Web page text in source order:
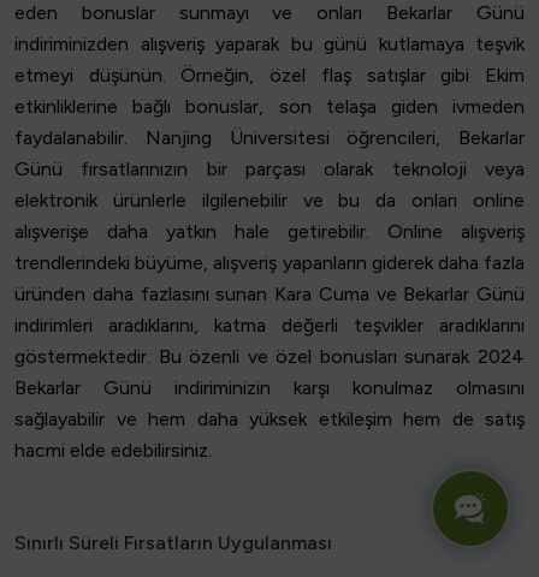
eden bonuslar sunmayı ve onları Bekarlar Günü
indiriminizden alışveriş yaparak bu günü kutlamaya teşvik
etmeyi düşünün. Örneğin, özel flaş satışlar gibi Ekim
etkinliklerine bağlı bonuslar, son telaşa giden ivmeden
faydalanabilir. Nanjing Üniversitesi öğrencileri, Bekarlar
Günü fırsatlarınızın bir parçası olarak teknoloji veya
elektronik ürünlerle ilgilenebilir ve bu da onları online
alışverişe daha yatkın hale getirebilir. Online alışveriş
trendlerindeki büyüme, alışveriş yapanların giderek daha fazla
üründen daha fazlasını sunan Kara Cuma ve Bekarlar Günü
indirimleri aradıklarını, katma değerli teşvikler aradıklarını
göstermektedir. Bu özenli ve özel bonusları sunarak 2024
Bekarlar Günü indiriminizin karşı konulmaz olmasını
sağlayabilir ve hem daha yüksek etkileşim hem de satış
hacmi elde edebilirsiniz.
Sınırlı Süreli Fırsatların Uygulanması